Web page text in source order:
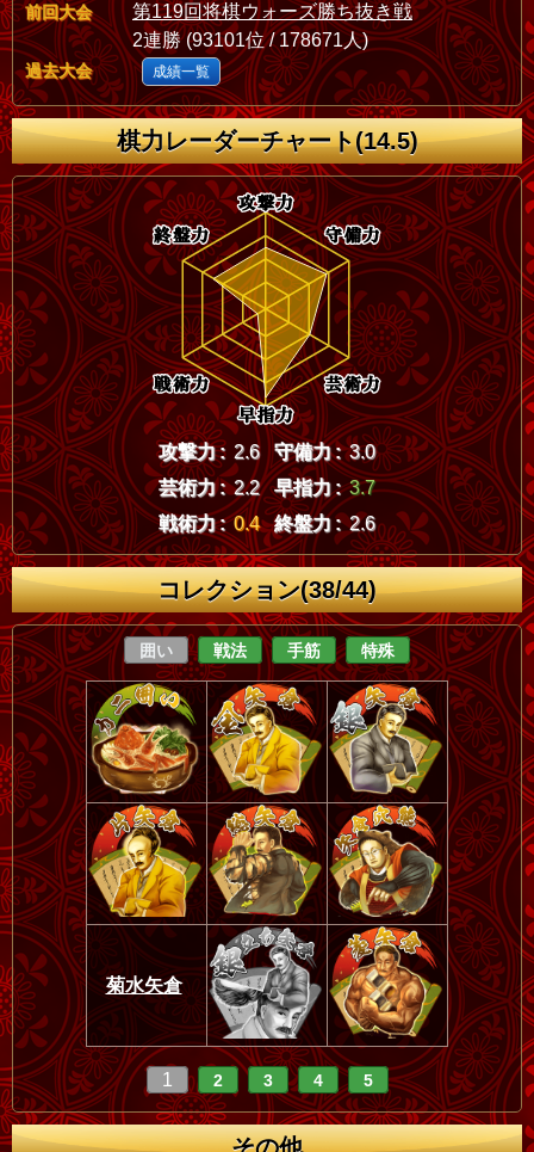
前回大会
第119回将棋ウォーズ勝ち抜き戦
2連勝 (93101位 / 178671人)
過去大会 成績一覧
棋力レーダーチャート(14.5)
攻撃力 : 2.6 守備力 : 3.0
芸術力 : 2.2 早指力 : 3.7
戦術力 : 0.4 終盤力 : 2.6
コレクション(38/44)
囲い 戦法 手筋 特殊
菊水矢倉
1 2 3 4 5